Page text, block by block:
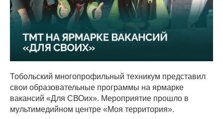
Тобольский многопрофильный техникум представил
свои образовательные программы на ярмарке
вакансий «Для СВОих». Мероприятие прошло в
мультимедийном центре «Моя территория».